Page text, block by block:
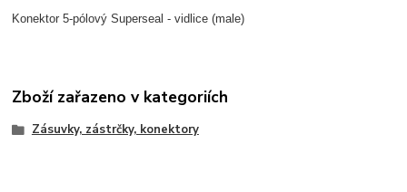
Konektor 5-pólový Superseal - vidlice (male)
Zboží zařazeno v kategoriích
Zásuvky, zástrčky, konektory